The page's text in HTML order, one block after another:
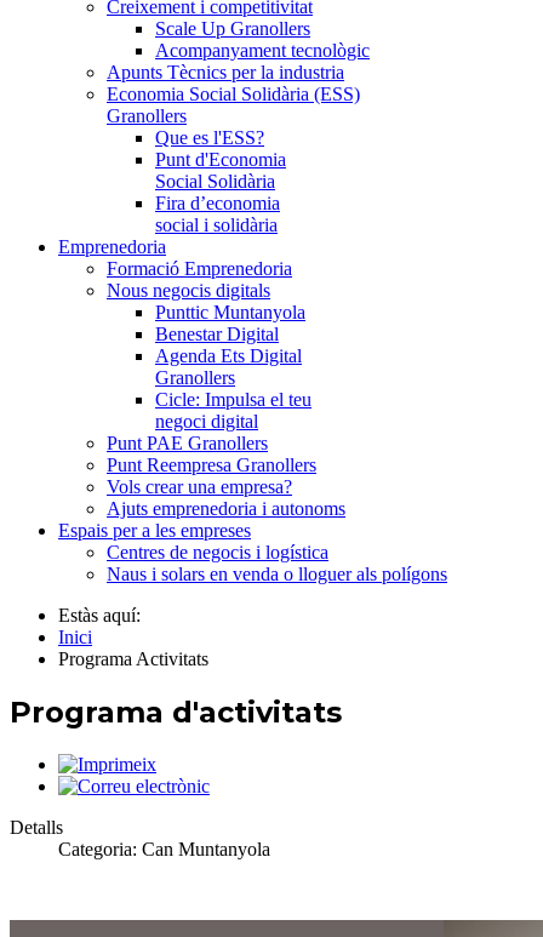
Creixement i competitivitat
Scale Up Granollers
Acompanyament tecnològic
Apunts Tècnics per la industria
Economia Social Solidària (ESS)
Granollers
Que es l'ESS?
Punt d'Economia
Social Solidària
Fira d’economia
social i solidària
Emprenedoria
Formació Emprenedoria
Nous negocis digitals
Punttic Muntanyola
Benestar Digital
Agenda Ets Digital
Granollers
Cicle: Impulsa el teu
negoci digital
Punt PAE Granollers
Punt Reempresa Granollers
Vols crear una empresa?
Ajuts emprenedoria i autonoms
Espais per a les empreses
Centres de negocis i logística
Naus i solars en venda o lloguer als polígons
Estàs aquí:
Inici
Programa Activitats
Programa d'activitats
Detalls
Categoria: Can Muntanyola